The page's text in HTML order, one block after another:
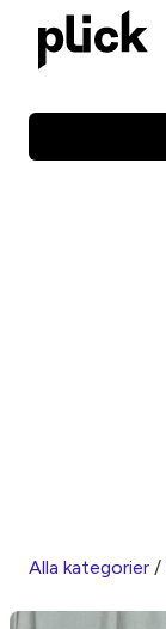
Alla kategorier /